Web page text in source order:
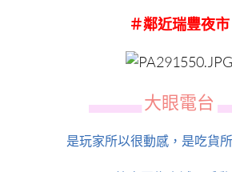
＃鄰近瑞豐夜市
▄▄▄▄▄▄ 大眼電台
是玩家所以很動感，是吃貨